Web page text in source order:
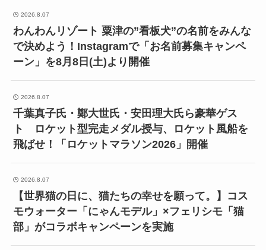
2026.8.07
わんわんリゾート 粟津の”看板犬”の名前をみんな
で決めよう！Instagramで「お名前募集キャンペ
ーン」を8月8日(土)より開催
2026.8.07
千葉真子氏・鄭大世氏・安田理大氏ら豪華ゲス
ト ロケット型完走メダル授与、ロケット風船を
飛ばせ！「ロケットマラソン2026」開催
2026.8.07
【世界猫の日に、猫たちの幸せを願って。】コス
モウォーター「にゃんモデル」×フェリシモ「猫
部」がコラボキャンペーンを実施